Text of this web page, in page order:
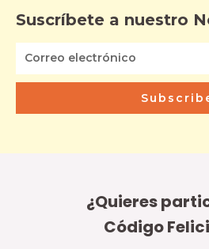
Suscríbete a nuestro
¿Quieres
Código